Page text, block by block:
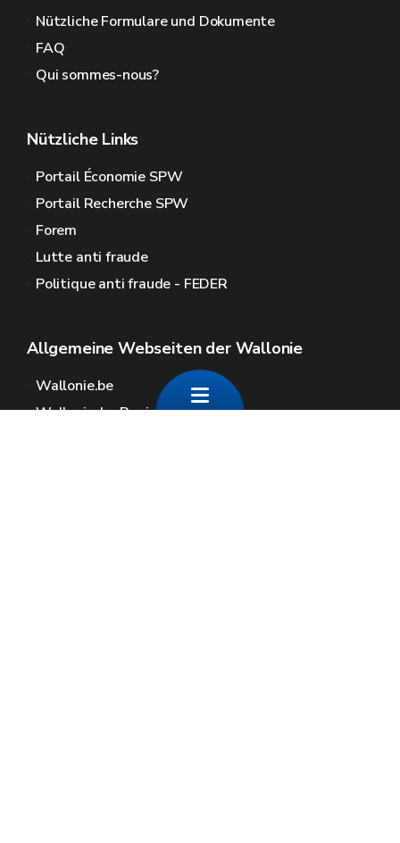
Nützliche Formulare und Dokumente
FAQ
Qui sommes-nous?
Nützliche Links
Portail Économie SPW
Portail Recherche SPW
Forem
Lutte anti fraude
Politique anti fraude - FEDER
Allgemeine Webseiten der Wallonie
Wallonie.be
Wallonische Regierung